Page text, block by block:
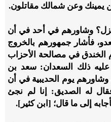
يمينك وعن شمالك مقاتلون.
وشاورهم في أحد في أن
فأشار جمهورهم بالخروج
الخندق في مصالحة الأحزاب
عليه ذلك السعدان: سعد بن
يوم الحديبية في أن
له الصديق: إنا لم نجئ
إلى ما قال؛ [ابن كثير].